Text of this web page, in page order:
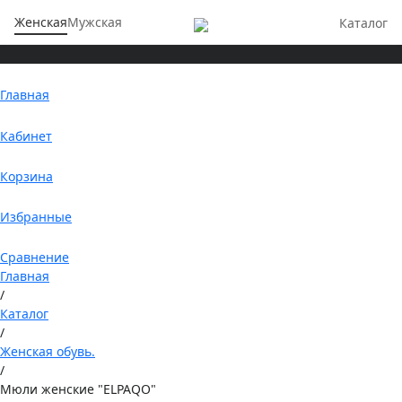
ЖенскаяМужская Каталог
Главная
Кабинет
Корзина
Избранные
Сравнение
Главная
/
Каталог
/
Женская обувь.
/
Мюли женские "ELPAQO"